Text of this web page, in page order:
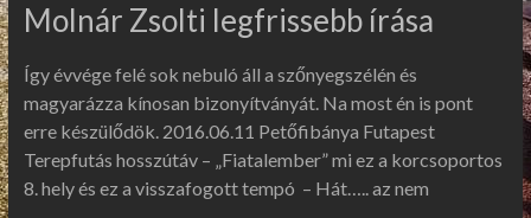
Molnár Zsolti legfrissebb írása
Így évvége felé sok nebuló áll a szőnyegszélén és
magyarázza kínosan bizonyítványát. Na most én is pont
erre készülődök. 2016.06.11 Petőfibánya Futapest
Terepfutás hosszútáv – „Fiatalember” mi ez a korcsoportos
8. hely és ez a visszafogott tempó – Hát….. az nem